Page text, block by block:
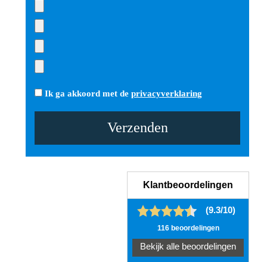
Ik ga akkoord met de privacyverklaring